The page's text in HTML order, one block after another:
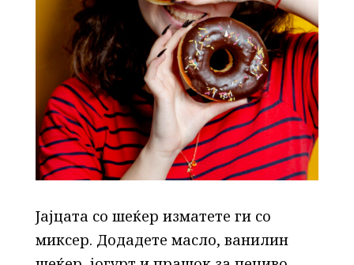
Јајцата со шеќер изматете ги со
миксер. Додадете масло, ванилин